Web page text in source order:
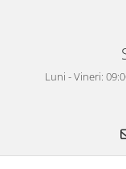
Luni - Vineri: